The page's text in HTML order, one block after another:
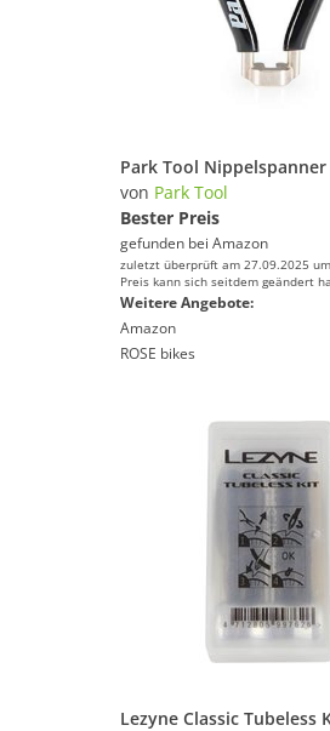
von Park Tool
Bester Preis
gefunden bei Amazon
zuletzt überprüft am 27.09.2025
Preis kann sich seitdem geändert
Weitere Angebote:
Amazon
ROSE bikes